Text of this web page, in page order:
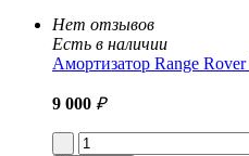
Нет отзывов
Есть в наличии
Амортизатор Range
9 000 ₽